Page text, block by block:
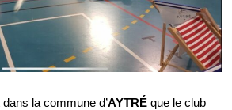
dans la commune d’AYTRÉ que le club